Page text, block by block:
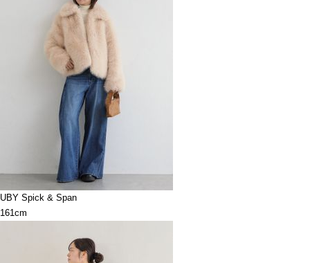
UBY Spick & Span
161cm